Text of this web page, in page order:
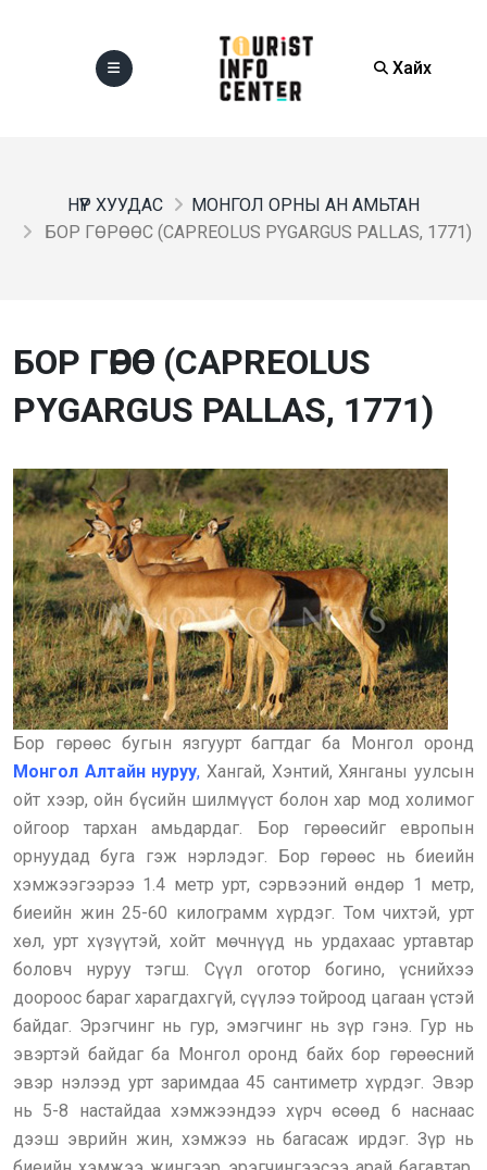
Хайх
НҮҮР ХУУДАС
МОНГОЛ ОРНЫ АН АМЬТАН
БОР ГӨРӨӨС (CAPREOLUS PYGARGUS PALLAS, 1771)
БОР ГӨРӨӨС (CAPREOLUS
PYGARGUS PALLAS, 1771)
Бор гөрөөс бугын язгуурт багтдаг ба Монгол оронд
Монгол Алтайн нуруу, Хангай, Хэнтий, Хянганы уулсын
ойт хээр, ойн бүсийн шилмүүст болон хар мод холимог
ойгоор тархан амьдардаг. Бор гөрөөсийг европын
орнуудад буга гэж нэрлэдэг. Бор гөрөөс нь биеийн
хэмжээгээрээ 1.4 метр урт, сэрвээний өндөр 1 метр,
биеийн жин 25-60 килограмм хүрдэг. Том чихтэй, урт
хөл, урт хүзүүтэй, хойт мөчнүүд нь урдахаас уртавтар
боловч нуруу тэгш. Сүүл оготор богино, үснийхээ
доороос бараг харагдахгүй, сүүлээ тойроод цагаан үстэй
байдаг. Эрэгчинг нь гур, эмэгчинг нь зүр гэнэ. Гур нь
эвэртэй байдаг ба Монгол оронд байх бор гөрөөсний
эвэр нэлээд урт заримдаа 45 сантиметр хүрдэг. Эвэр
нь 5-8 настайдаа хэмжээндээ хүрч өсөөд 6 наснаас
дээш эврийн жин, хэмжээ нь багасаж ирдэг. Зүр нь